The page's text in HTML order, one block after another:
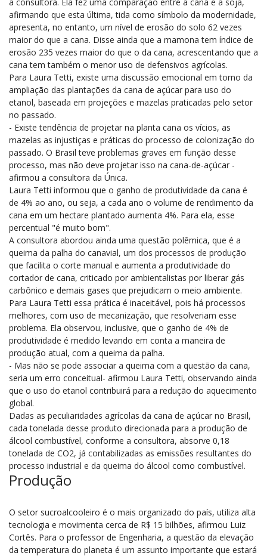
afirmando que esta última, tida como símbolo da modernidade,
apresenta, no entanto, um nível de erosão do solo 62 vezes
maior do que a cana. Disse ainda que a mamona tem índice de
erosão 235 vezes maior do que o da cana, acrescentando que a
cana tem também o menor uso de defensivos agrícolas.
Para Laura Tetti, existe uma discussão emocional em torno da
ampliação das plantações da cana de açúcar para uso do
etanol, baseada em projeções e mazelas praticadas pelo setor
no passado.
- Existe tendência de projetar na planta cana os vícios, as
mazelas as injustiças e práticas do processo de colonização do
passado. O Brasil teve problemas graves em função desse
processo, mas não deve projetar isso na cana-de-açúcar -
afirmou a consultora da Única.
Laura Tetti informou que o ganho de produtividade da cana é
de 4% ao ano, ou seja, a cada ano o volume de rendimento da
cana em um hectare plantado aumenta 4%. Para ela, esse
percentual "é muito bom".
A consultora abordou ainda uma questão polêmica, que é a
queima da palha do canavial, um dos processos de produção
que facilita o corte manual e aumenta a produtividade do
cortador de cana, criticado por ambientalistas por liberar gás
carbônico e demais gases que prejudicam o meio ambiente.
Para Laura Tetti essa prática é inaceitável, pois há processos
melhores, com uso de mecanização, que resolveriam esse
problema. Ela observou, inclusive, que o ganho de 4% de
produtividade é medido levando em conta a maneira de
produção atual, com a queima da palha.
- Mas não se pode associar a queima com a questão da cana,
seria um erro conceitual- afirmou Laura Tetti, observando ainda
que o uso do etanol contribuirá para a redução do aquecimento
global.
Dadas as peculiaridades agrícolas da cana de açúcar no Brasil,
cada tonelada desse produto direcionada para a produção de
álcool combustível, conforme a consultora, absorve 0,18
tonelada de CO2, já contabilizadas as emissões resultantes do
processo industrial e da queima do álcool como combustível.
Produção
O setor sucroalcooleiro é o mais organizado do país, utiliza alta
tecnologia e movimenta cerca de R$ 15 bilhões, afirmou Luiz
Cortês. Para o professor de Engenharia, a questão da elevação
da temperatura do planeta é um assunto importante que estará